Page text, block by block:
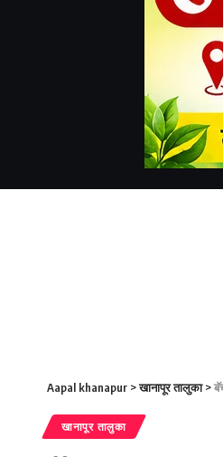
Aapal khanapur >खानापूर तालुका>
खानापूर तालुका